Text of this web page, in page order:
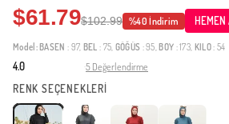
$61.79$102.99 %40 İndirim
Model: BASEN : 97, BEL : 75, GÖĞÜS : 95, BOY : 173, KILO: 54
4.0 5 Değerlendirme
RENK SEÇENEKLERİ